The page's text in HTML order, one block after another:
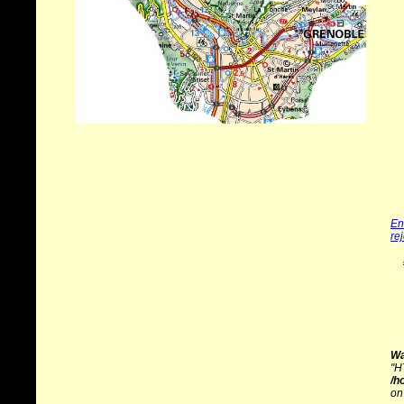
/